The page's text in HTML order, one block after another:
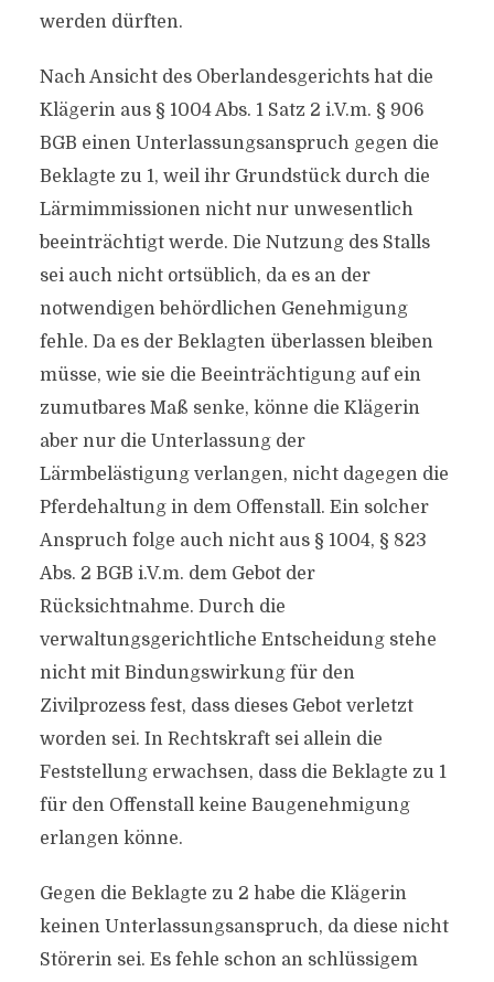
werden dürften.
Nach Ansicht des Oberlandesgerichts hat die
Klägerin aus § 1004 Abs. 1 Satz 2 i.V.m. § 906
BGB einen Unterlassungsanspruch gegen die
Beklagte zu 1, weil ihr Grundstück durch die
Lärmimmissionen nicht nur unwesentlich
beeinträchtigt werde. Die Nutzung des Stalls
sei auch nicht ortsüblich, da es an der
notwendigen behördlichen Genehmigung
fehle. Da es der Beklagten überlassen bleiben
müsse, wie sie die Beeinträchtigung auf ein
zumutbares Maß senke, könne die Klägerin
aber nur die Unterlassung der
Lärmbelästigung verlangen, nicht dagegen die
Pferdehaltung in dem Offenstall. Ein solcher
Anspruch folge auch nicht aus § 1004, § 823
Abs. 2 BGB i.V.m. dem Gebot der
Rücksichtnahme. Durch die
verwaltungsgerichtliche Entscheidung stehe
nicht mit Bindungswirkung für den
Zivilprozess fest, dass dieses Gebot verletzt
worden sei. In Rechtskraft sei allein die
Feststellung erwachsen, dass die Beklagte zu 1
für den Offenstall keine Baugenehmigung
erlangen könne.
Gegen die Beklagte zu 2 habe die Klägerin
keinen Unterlassungsanspruch, da diese nicht
Störerin sei. Es fehle schon an schlüssigem